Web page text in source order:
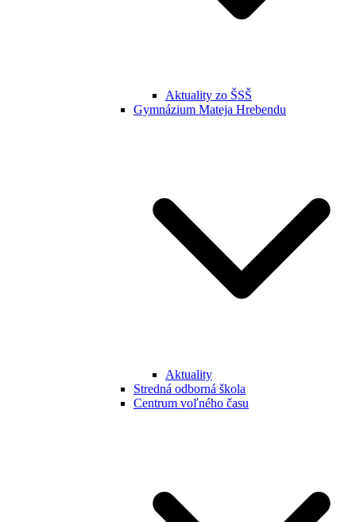
Aktuality zo ŠSŠ
Gymnázium Mateja Hrebendu
Aktuality
Stredná odborná škola
Centrum voľného času